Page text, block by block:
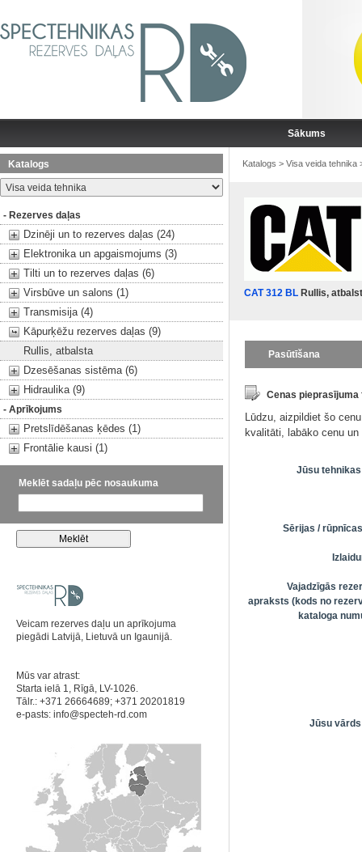
Sākums
Katalogs
- Rezerves daļas
Dzinēji un to rezerves daļas (24)
Elektronika un apgaismojums (3)
Tilti un to rezerves daļas (6)
Virsbūve un salons (1)
Transmisija (4)
Kāpurķēžu rezerves daļas (9)
Rullis, atbalsta
Dzesēšanas sistēma (6)
Hidraulika (9)
- Aprīkojums
Pretslīdēšanas ķēdes (1)
Frontālie kausi (1)
Meklēt sadaļu pēc nosaukuma
Veicam rezerves daļu un aprīkojuma
piegādi Latvijā, Lietuvā un Igaunijā.
Mūs var atrast:
Starta ielā 1, Rīgā, LV-1026.
Tālr.: +371 26664689; +371 20201819
e-pasts: info@specteh-rd.com
Katalogs > Visa veida tehnika
CAT 312 BL Rullis,
Pasūtīšana
Cenas pieprasījuma
Lūdzu, aizpildiet šo
kvalitāti, labāko cenu
Jūsu
Sērijas /
Vajadzīgās
apraksts (kods no
kataloga
Jūsu